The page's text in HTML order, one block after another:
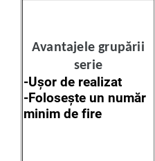
Avantajele grupării
serie
-Ușor de realizat
-Folosește un număr
minim de fire